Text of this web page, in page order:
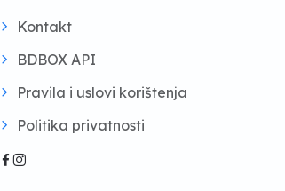
Kontakt
BDBOX API
Pravila i uslovi korištenja
Politika privatnosti